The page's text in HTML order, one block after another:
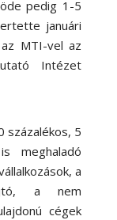
pedig 1-5
januári
MTI-vel az
Intézet
százalékos, 5
meghaladó
a
a nem
cégek